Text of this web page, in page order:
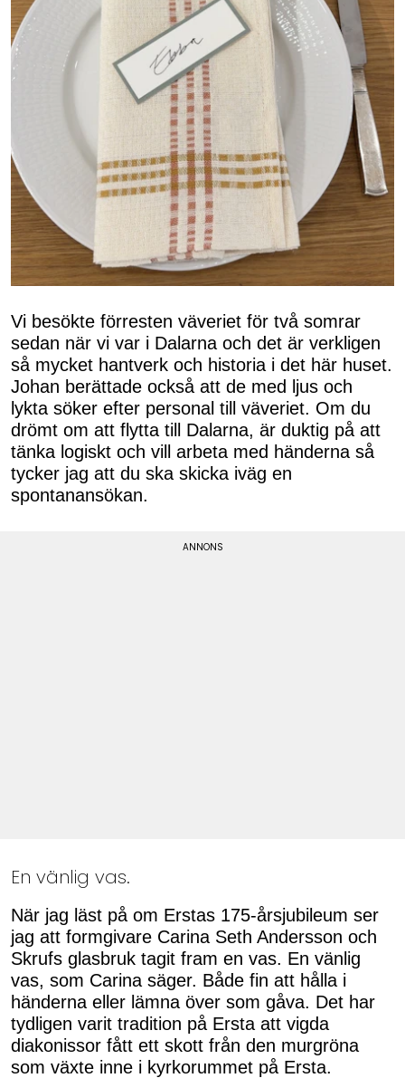
Vi besökte förresten väveriet för två somrar
sedan när vi var i Dalarna och det är verkligen
så mycket hantverk och historia i det här huset.
Johan berättade också att de med ljus och
lykta söker efter personal till väveriet. Om du
drömt om att flytta till Dalarna, är duktig på att
tänka logiskt och vill arbeta med händerna så
tycker jag att du ska skicka iväg en
spontanansökan.
En vänlig vas.
När jag läst på om Erstas 175-årsjubileum ser
jag att formgivare Carina Seth Andersson och
Skrufs glasbruk tagit fram en vas. En vänlig
vas, som Carina säger. Både fin att hålla i
händerna eller lämna över som gåva. Det har
tydligen varit tradition på Ersta att vigda
diakonissor fått ett skott från den murgröna
som växte inne i kyrkorummet på Ersta.